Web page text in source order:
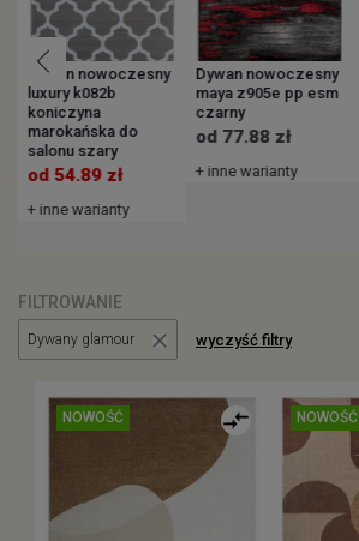
Dywan nowoczesny
luxury k082b
koniczyna
marokańska do
salonu szary
od 54.89 zł
+ inne warianty
Dywan nowoczesny
maya z905e pp esm
czarny
od 77.88 zł
+ inne warianty
FILTROWANIE
Dywany glamour wyczyść filtry
NOWOŚĆ NOWOŚĆ